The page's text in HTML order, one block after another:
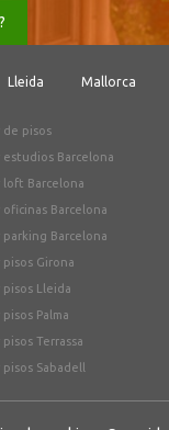
Lleida Mallorca
de pisos
estudios Barcelona
loft Barcelona
Barcelona
Barcelona
Girona
Lleida
Palma
Terrassa
Sabadell